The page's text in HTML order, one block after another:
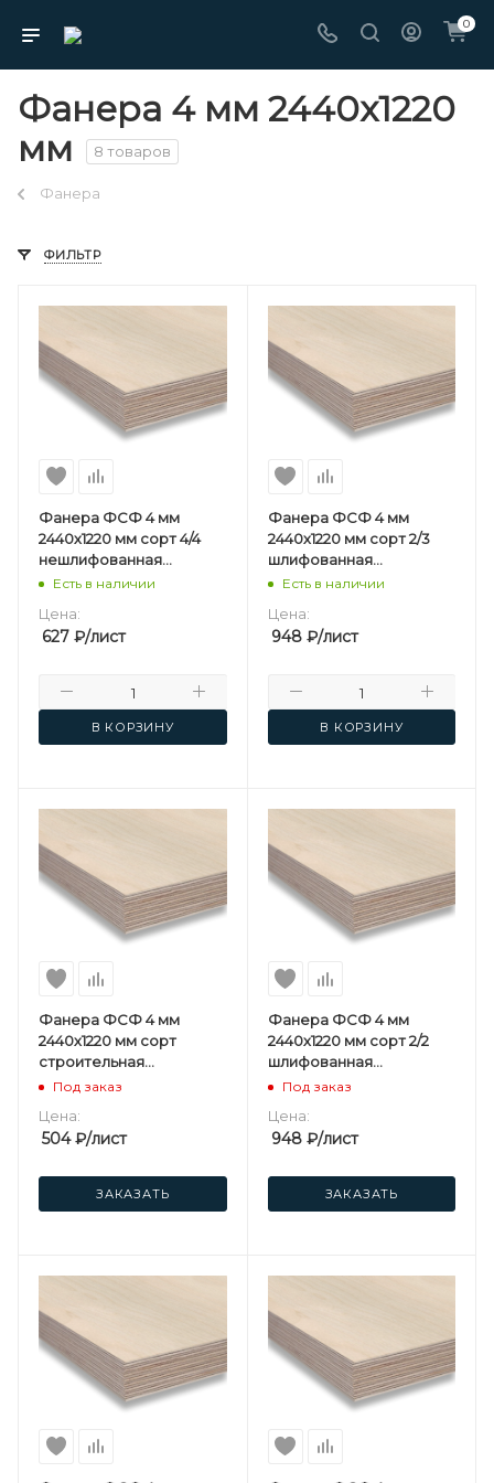
0
Фанера 4 мм 2440х1220
мм
8 товаров
Фанера
ФИЛЬТР
Фанера ФСФ 4 мм
2440х1220 мм сорт 4/4
нешлифованная
березовая
Есть в наличии
Цена:
627 ₽/лист
В КОРЗИНУ
Фанера ФСФ 4 мм
2440х1220 мм сорт 2/3
шлифованная
березовая
Есть в наличии
Цена:
948₽/лист
В КОРЗИНУ
Фанера ФСФ 4 мм
2440х1220 мм сорт
строительная
нешлифованная
Под заказ
Цена:
504₽/лист
ЗАКАЗАТЬ
Фанера ФСФ 4 мм
2440х1220 мм сорт 2/2
шлифованная
березовая
Под заказ
Цена:
948₽/лист
ЗАКАЗАТЬ